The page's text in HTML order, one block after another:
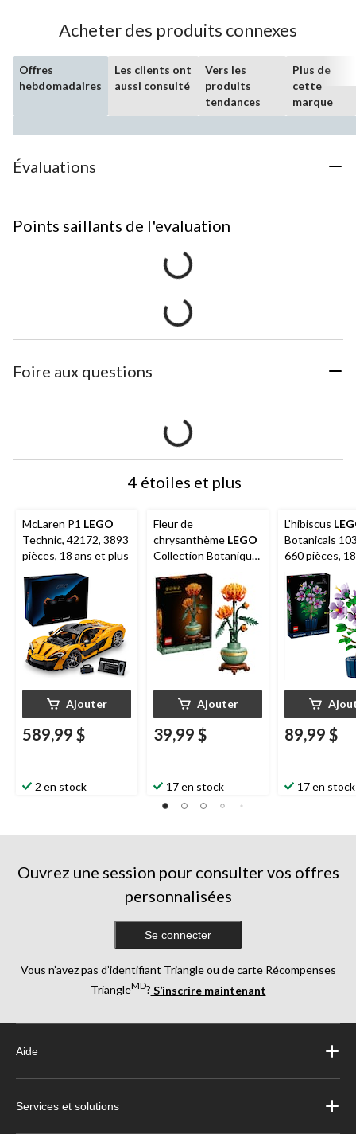
Acheter des produits connexes
Offres
hebdomadaires
Les clients ont
aussi consulté
Vers les
produits
tendances
Plus de
cette
marque
Évaluations
Points saillants de l'evaluation
Foire aux questions
4 étoiles et plus
McLaren P1 LEGO
Technic, 42172, 3893
pièces, 18 ans et plus
Ajouter
589,99 $
2 en stock
Fleur de
chrysanthème LEGO
Collection Botanique,
10368, 278 pièces, 18
ans et +
Ajouter
39,99 $
17 en stock
L'hibiscus
Botanicals
660 pièces,
plus
89,99 $
17 en stock
Ouvrez une session pour consulter vos offres
personnalisées
Se connecter
Vous n’avez pas d’identifiant Triangle ou de carte Récompenses
TriangleMD? S’inscrire maintenant
Aide
Services et solutions